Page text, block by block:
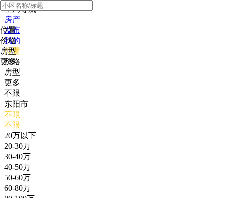
全局导航
房产
发布
我的
位置
价格
房型
更多
位置
价格
房型
更多
不限
东阳市
不限
不限
20万以下
20-30万
30-40万
40-50万
50-60万
60-80万